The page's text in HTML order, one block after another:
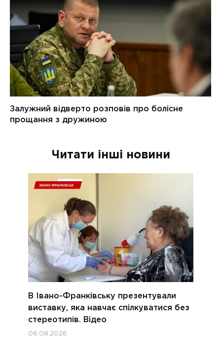
Читати інші новини
В Івано-Франківську презентували
виставку, яка навчає спілкуватися без
стереотипів. Відео
06.08.2026